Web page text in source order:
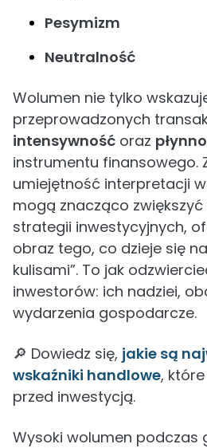
Pesymizm
Neutralność
Wolumen nie tylko
przeprowadzonych
intensywność oraz
instrumentu finansowego.
umiejętność interpretacji
mogą znacząco
strategii inwestycyjnych,
obraz tego, co dzieje się
kulisami”. To jak
inwestorów: ich nadziei,
wydarzenia gospodarcze.
🔎 Dowiedz się, jakie są
wskaźniki handlowe,
przed inwestycją.
Wysoki wolumen podczas